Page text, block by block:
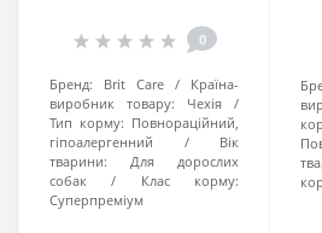
0
Бренд: Brit Care
Країна-
виробник товару:
Чехія
Тип корму: Повнораційний,
гіпоалергенний
Вік
тварини:
Для дорослих
собак
Клас корму:
Суперпреміум